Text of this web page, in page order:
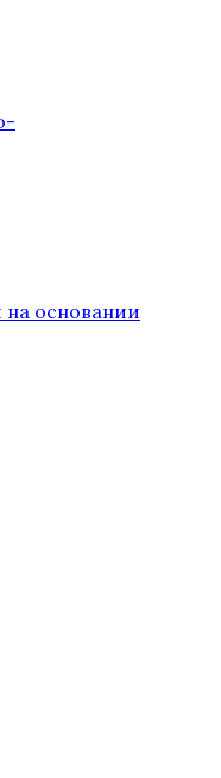
на основании